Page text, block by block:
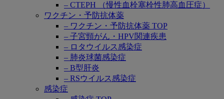
– CTEPH （慢性血栓塞栓性肺高血圧症）
ワクチン・予防抗体薬
– ワクチン・予防抗体薬 TOP
– 子宮頸がん・HPV関連疾患
– ロタウイルス感染症
– 肺炎球菌感染症
– B型肝炎
– RSウイルス感染症
感染症